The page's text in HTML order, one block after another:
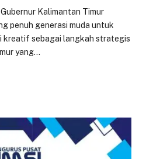
Kalimantan Timur
penuh generasi muda untuk
kreatif sebagai langkah strategis
yang…